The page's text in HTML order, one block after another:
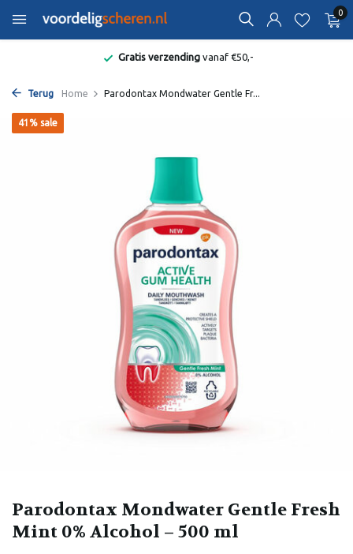
0
Gratis verzendingvanaf €50,-
Terug Home Parodontax Mondwater Gentle Fr...
Parodontax Mondwater Gentle Fresh
Mint 0% Alcohol – 500 ml
41% sale